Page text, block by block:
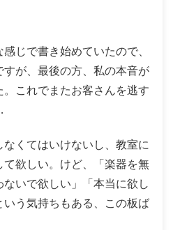
じで書き始めていたので、
すが、最後の方、私の本音が
これでまたお客さんを逃す
くてはいけないし、教室に
欲しい。けど、「楽器を無
いで欲しい」「本当に欲し
う気持ちもある、この板ば